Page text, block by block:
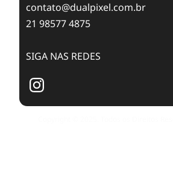
contato@dualpixel.com.br
21 98577 4875
SIGA NAS REDES